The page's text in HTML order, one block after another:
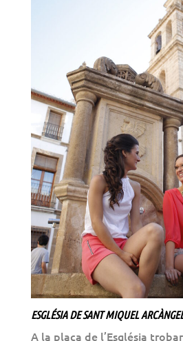
ESGLÉSIA DE SANT MIQUEL
A la plaça de l’Església